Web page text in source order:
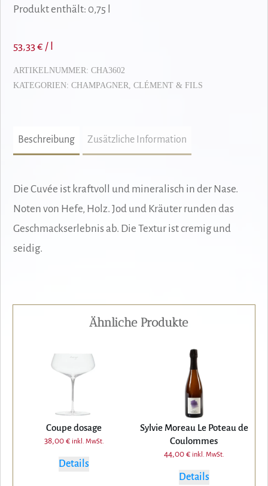
Adonis
Menge
Produkt enthält: 0,75
53,33€ / l
ARTIKELNUMMER: CHA3602
KATEGORIEN: CHAMPAGNER, CLÉMENT & FILS
Beschreibung Zusätzliche Information
Die Cuvée ist kraftvoll und mineralisch in der Nase.
Noten von Hefe, Holz. Jod und Kräuter runden das
Geschmackserlebnis ab. Die Textur ist cremig und
seidig.
Ähnliche Produkte
Coupe dosage
38,00 € inkl. MwSt.
Details
Sylvie Moreau Le Poteau de
Coulommes
44,00 € inkl. MwSt.
Details